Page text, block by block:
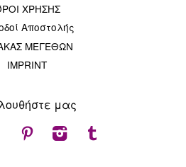
ΧΡΗΣΗΣ
Αποστολής
ΜΕΓΕΘΩΝ
IMPRINT
μας
Facebook Pinterest Instagram